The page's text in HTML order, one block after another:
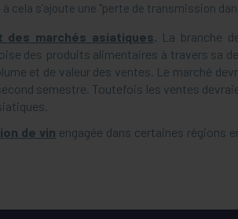
cela s’ajoute une "perte de transmission
des marchés asiatiques. La branche
des produits alimentaires à travers sa
et de valeur des ventes. Le marché
semestre. Toutefois les ventes
de vin engagée dans certaines régions